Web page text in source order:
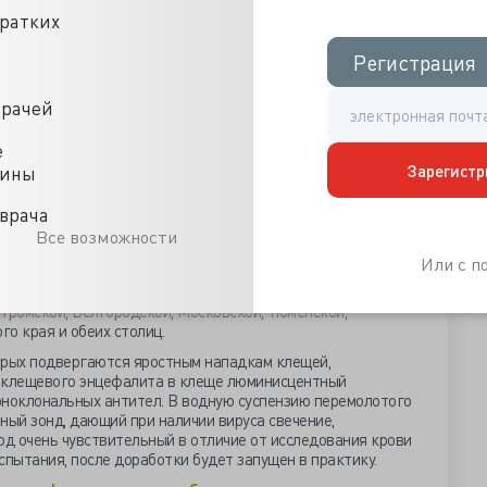
Все возможности
Регистрация
Регистрация
Или с
сельскохозяйственные животные и собачки приносили
они ехали в личном транспорте и электричках в
с 1 апреля по 1 октября, в стране было
случаев обращения граждан в медицинские учреждения
пострадавших почти на четверть превысила
покусами уже помечено население Свердловской
заболело 2308 человек, особенно высокий процент
крае и Новосибирской, Кемеровской,
без случаев КВЭ и в европейской части страны,
в Кировской и Вологодской областях, Карелии и
там же, где и инфицирование КВЭ, плюс активно
Белгородской, Московской, Тюменской,
края и обеих столиц.
подвергаются яростным нападкам клещей,
энцефалита в клеще люминисцентный
антител. В водную суспензию перемолотого
зонд, дающий при наличии вируса свечение,
очень чувствительный в отличие от исследования крови
после доработки будет запущен в практику.